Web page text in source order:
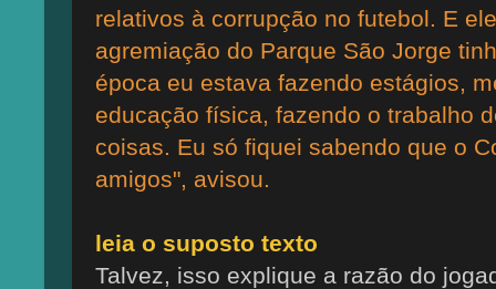
relativos à corrupção no futebol. E
agremiação do Parque São Jorge
época eu estava fazendo estágios,
educação física, fazendo o trabalho
coisas. Eu só fiquei sabendo que o
amigos", avisou.
leia o suposto texto
Talvez, isso explique a razão do